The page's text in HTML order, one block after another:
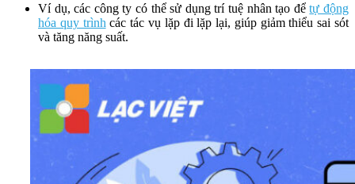
Ví dụ, các công ty có thể sử dụng trí tuệ nhân tạo đểtự động
hóa quy trình các tác vụ lặp đi lặp lại, giúp giảm thiểu sai sót
và tăng năng suất.